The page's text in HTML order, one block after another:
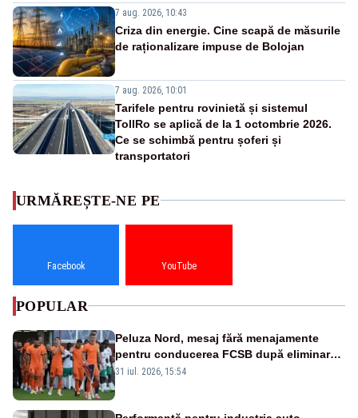
7 aug. 2026, 10:43
Criza din energie. Cine scapă de măsurile
de raționalizare impuse de Bolojan
7 aug. 2026, 10:01
Tarifele pentru rovinietă și sistemul
TollRo se aplică de la 1 octombrie 2026.
Ce se schimbă pentru șoferi și
transportatori
URMĂREȘTE-NE PE
Facebook YouTube
POPULAR
Peluza Nord, mesaj fără menajamente
pentru conducerea FCSB după eliminarea
rușinoasă din Conference League
31 iul. 2026, 15:54